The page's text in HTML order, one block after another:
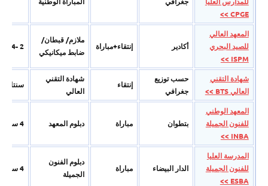
CPGE >>
المعهد العالي
للصيد البحري
ISPM >>
أكادير إنتقاء+مباراة
ملازم/ قبطان/
ضابط میكانیكي
2 -4 سنوات
شهادة التقني
العالي BTS >>
حسب توزيع
جغرافي
إنتقاء
شھادة التقني
العالي
سنتان
المعهد الوطني
للفنون الجميلة
INBA >>
بتطوان مباراة دبلوم المعھد 4 سنوات
المدرسة العليا
للفنون الجميلة
ESBA >>
الدار البيضاء مباراة
دبلوم الفنون
الجمیلة
4 سنوات